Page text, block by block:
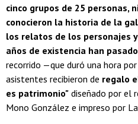
cinco grupos de 25 personas,
conocieron la historia de la
los relatos de los personajes
años de existencia han
recorrido —que duró una hora
asistentes recibieron de regalo
es patrimonio" diseñado por el
Mono González e impreso por